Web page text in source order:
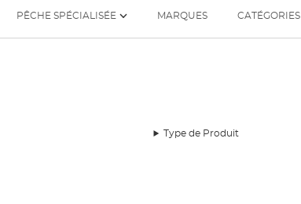
PÊCHE SPÉCIALISÉE MARQUES CATÉGORIES
Type de Produit